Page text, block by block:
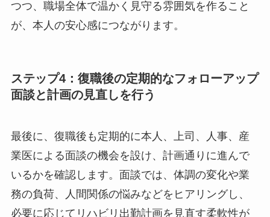
力体制を構築する
部署のメンバーにも適切に情報共有し、協力体制
を築くことが不可欠です。なぜ時短勤務や業務制
周囲の従業員の過度な負担にならないよう配慮し
つつ、職場全体で温かく見守る雰囲気を作ること